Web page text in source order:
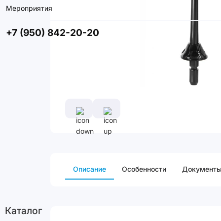
Мероприятия
+7 (950) 842-20-20
Каталог
Описание Особенности